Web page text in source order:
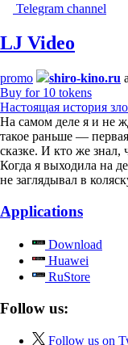
Telegram channel
LJ Video
promo shiro-kino.ru
Buy for 10 tokens
Настоящая история
На самом деле я и не
такое раньше —
сказке. И кто же знал,
Когда я выходила на
не заглядывал в
Applications
Download
Huawei
RuStore
Follow us:
Follow us on